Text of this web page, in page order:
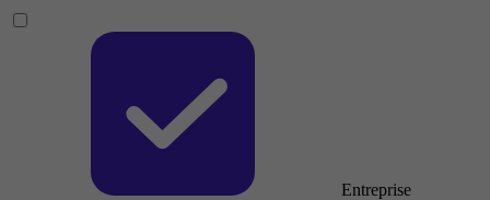
Entreprise